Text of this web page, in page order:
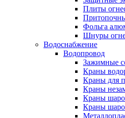
Плиты
Фольга
Шнуры
Водоснабжение
Водопровод
Зажимные
Краны
Краны для
Краны
Краны
Краны